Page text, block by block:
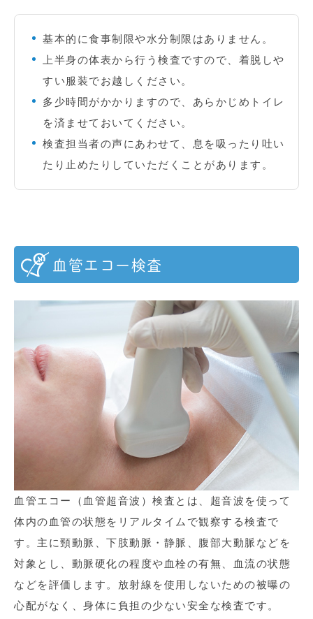
基本的に食事制限や水分制限はありません。
上半身の体表から行う検査ですので、着脱しや
すい服装でお越しください。
多少時間がかかりますので、あらかじめトイレ
を済ませておいてください。
検査担当者の声にあわせて、息を吸ったり吐い
たり止めたりしていただくことがあります。
血管エコー検査
血管エコー（血管超音波）検査とは、超音波を使って
体内の血管の状態をリアルタイムで観察する検査で
す。主に頸動脈、下肢動脈・静脈、腹部大動脈などを
対象とし、動脈硬化の程度や血栓の有無、血流の状態
などを評価します。放射線を使用しないための被曝の
心配がなく、身体に負担の少ない安全な検査です。